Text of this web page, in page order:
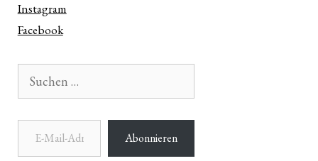
Instagram
Facebook
nach:
E-Mail-Adresse
Abonnieren